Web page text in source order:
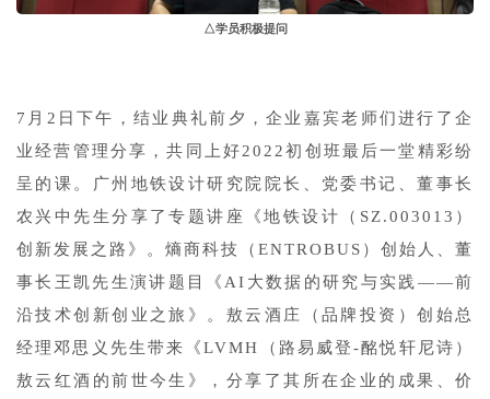
△学员积极提问
7月2日下午，结业典礼前夕，企业嘉宾老师们进行了企
业经营管理分享，共同上好2022初创班最后一堂精彩纷
呈的课。广州地铁设计研究院院长、党委书记、董事长
农兴中先生分享了专题讲座《地铁设计（SZ.003013）
创新发展之路》。熵商科技（ENTROBUS）创始人、董
事长王凯先生演讲题目《AI大数据的研究与实践——前
沿技术创新创业之旅》。敖云酒庄（品牌投资）创始总
经理邓思义先生带来《LVMH（路易威登-酩悦轩尼诗）
敖云红酒的前世今生》，分享了其所在企业的成果、价